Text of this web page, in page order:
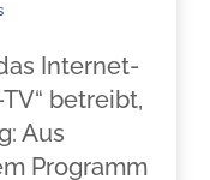
Internet-
betreibt,
Aus
Programm